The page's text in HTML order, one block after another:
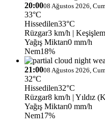
20:0008 Ağustos 2026,
33°C
Hissedilen33°C
Rüzgar3 km/h |
Yağış Miktarı0 mm/h
Nem18%
21:0008 Ağustos 2026,
32°C
Hissedilen32°C
Rüzgar8 km/h | Yıldız
Yağış Miktarı0 mm/h
Nem17%